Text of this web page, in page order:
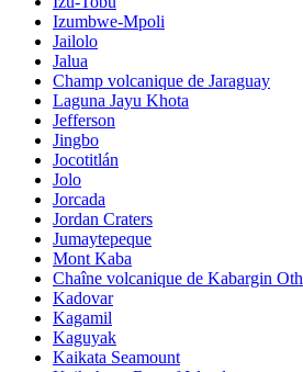
Izumbwe-Mpoli
Jailolo
Jalua
Champ volcanique de Jaraguay
Laguna Jayu Khota
Jefferson
Jingbo
Jocotitlán
Jolo
Jorcada
Jordan Craters
Jumaytepeque
Mont Kaba
Chaîne volcanique de Kabargin Oth
Kadovar
Kagamil
Kaguyak
Kaikata Seamount